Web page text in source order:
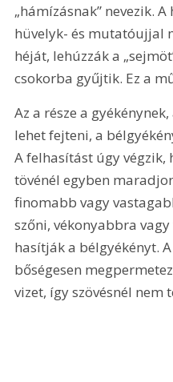
„hámízásnak” nevezik.
hüvelyk- és mutatóujjal
héját, lehúzzák a
csokorba gyűjtik. Ez a
Az a része a
lehet fejteni, a
A felhasítást úgy végzik,
tövénél egyben
finomabb vagy
szőni, vékonyabbra
hasítják a bélgyékényt.
bőségesen
vizet, így szövésnél nem